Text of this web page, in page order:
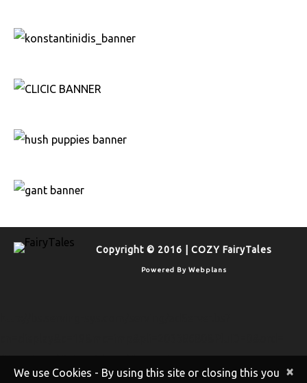
Copyright © 2016 | COZY FairyTales
Powered By Webplans
[timestamp]&rtu=-1 http://bs.serving-
sys.com/serving/adServer.bs?
×
We use Cookies - By using this site or closing this you